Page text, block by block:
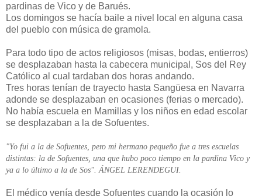
pardinas de Vico y de Barués.
Los domingos se hacía baile a nivel local en alguna casa
del pueblo con música de gramola.
Para todo tipo de actos religiosos (misas, bodas, entierros)
se desplazaban hasta la cabecera municipal, Sos del Rey
Católico al cual tardaban dos horas andando.
Tres horas tenían de trayecto hasta Sangüesa en Navarra
adonde se desplazaban en ocasiones (ferias o mercado).
No había escuela en Mamillas y los niños en edad escolar
se desplazaban a la de Sofuentes.
"Yo fui a la de Sofuentes, pero mi hermano pequeño fue a tres escuelas
distintas: la de Sofuentes, una que hubo poco tiempo en la pardina Vico y
ya a lo último a la de Sos". ÁNGEL LERENDEGUI.
El médico venía desde Sofuentes cuando la ocasión lo